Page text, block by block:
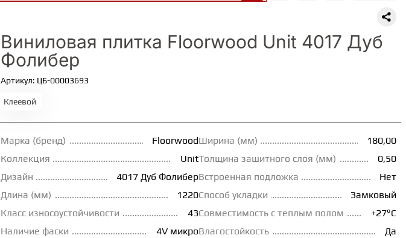
Виниловая плитка Floorwood Unit 4017 Дуб
Фолибер
Артикул: ЦБ-00003693
Клеевой
Марка (бренд)
Floorwood
Коллекция
Unit
Дизайн
4017 Дуб Фолибер
Длина (мм)
1220
Класс износоустойчивости
43
Наличие фаски
4V микро
Ширина (мм)
180,00
Толщина зашитного слоя (мм)
0,50
Встроенная подложка
Нет
Способ укладки
Замковый
Совместимость с теплым полом
+27°С
Влагостойкость
Да